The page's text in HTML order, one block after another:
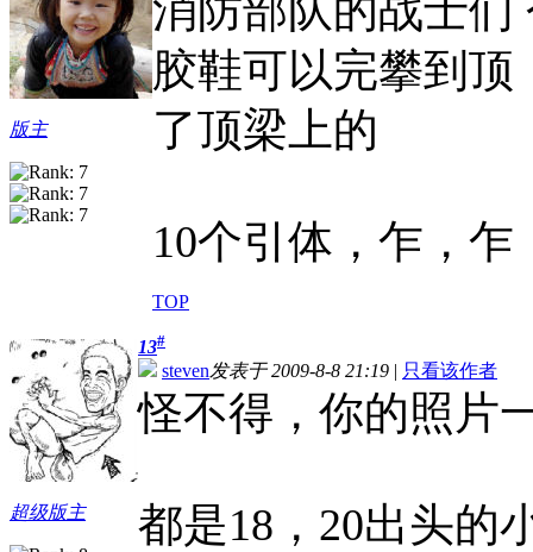
版主
消防部队的战士们
胶鞋可以完攀到
了顶梁上的
10个引体，乍，
TOP
超级版主
13#
steven发表于 2009-8-8 21:19 | 只看该作者
怪不得，你的照片
都是18，20出头的